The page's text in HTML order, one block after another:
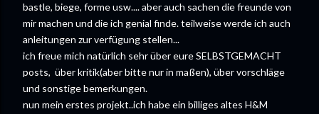
bastle, biege, forme usw.... aber auch sachen die freunde von
mir machen und die ich genial finde. teilweise werde ich auch
anleitungen zur verfügung stellen...
ich freue mich natürlich sehr über eure SELBSTGEMACHT
posts, über kritik(aber bitte nur in maßen), über vorschläge
und sonstige bemerkungen.
nun mein erstes projekt..ich habe ein billiges altes H&M